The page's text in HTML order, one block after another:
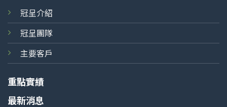
冠呈介紹
冠呈團隊
主要客戶
重點實績
最新消息